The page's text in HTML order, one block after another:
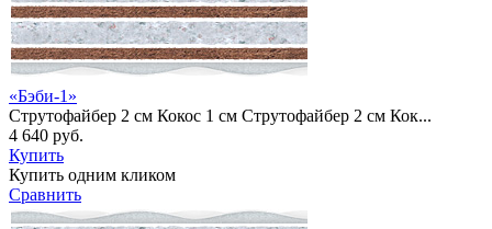
«Бэби-1»
Струтофайбер 2 см Кокос 1 см Струтофайбер 2 см Кок...
4 640 руб.
Купить
Купить одним кликом
Сравнить